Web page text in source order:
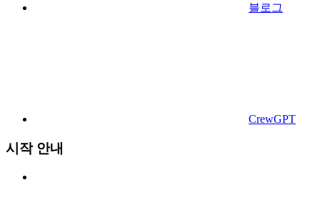
블로그
CrewGPT
시작 안내